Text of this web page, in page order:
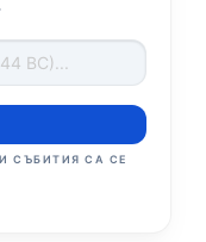
СЪБИТИЯ СА СЕ